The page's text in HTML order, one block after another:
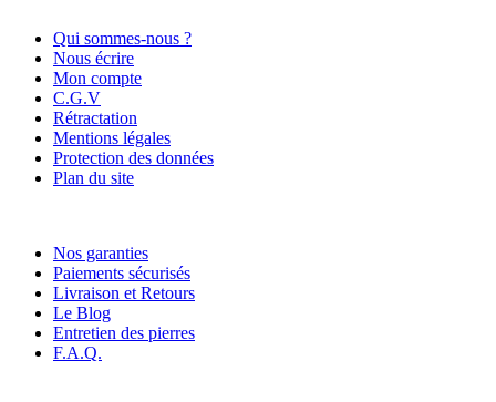
Qui sommes-nous ?
Nous écrire
Mon compte
C.G.V
Rétractation
Mentions légales
Protection des données
Plan du site
Nos garanties
Paiements sécurisés
Livraison et Retours
Le Blog
Entretien des pierres
F.A.Q.